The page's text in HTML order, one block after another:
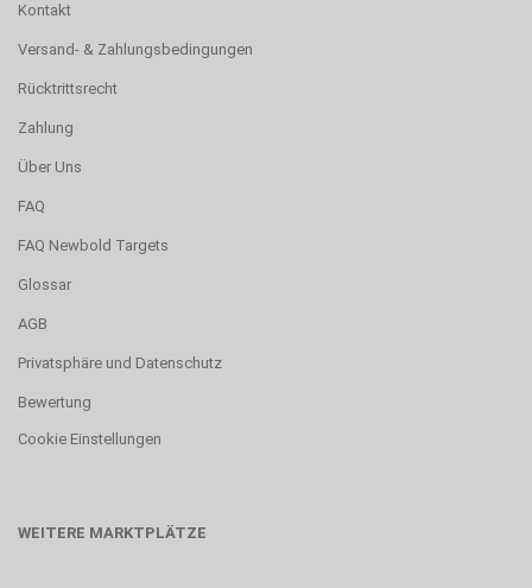
Kontakt
Versand- & Zahlungsbedingungen
Rücktrittsrecht
Zahlung
Über Uns
FAQ
FAQ Newbold Targets
Glossar
AGB
Privatsphäre und Datenschutz
Bewertung
Cookie Einstellungen
WEITERE MARKTPLÄTZE